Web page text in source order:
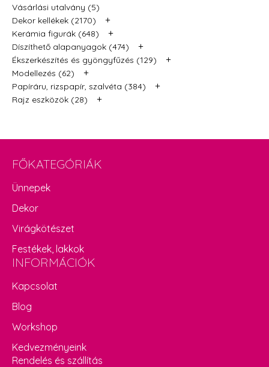
Vásárlási utalvány (5)
Dekor kellékek (2170)
+
Kerámia figurák (648) +
Díszíthető alapanyagok (474) +
Ékszerkészítés és gyöngyfűzés (129) +
Modellezés (62) +
Papíráru, rizspapír, szalvéta (384) +
Rajz eszközök (28) +
FŐKATEGÓRIÁK
Ünnepek
Dekor
Virágkötészet
Festékek, lakkok
INFORMÁCIÓK
Kapcsolat
Blog
Workshop
Kedvezményeink
Rendelés és szállítás